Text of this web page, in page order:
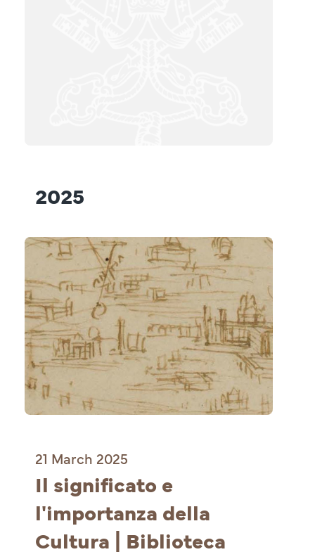
2025
21 March 2025
Il significato e
l'importanza della
Cultura | Biblioteca